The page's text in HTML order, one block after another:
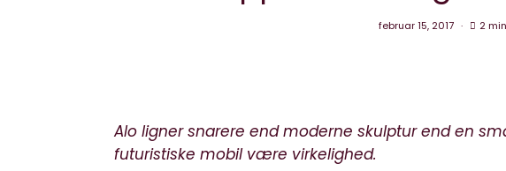
februar 15, 2017 2
Alo ligner snarere end moderne skulptur end en
futuristiske mobil være virkelighed.